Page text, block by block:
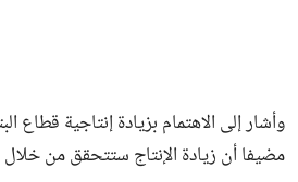
وأشار إلى الاهتمام بزيادة إنتاجية قطاع
مضيفا أن زيادة الإنتاج ستتحقق من